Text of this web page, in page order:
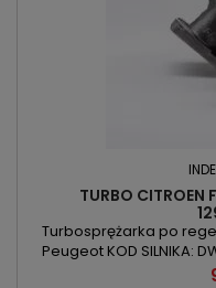
TURBO CITROEN
Turbosprężarka po
Peugeot KOD SILNIKA:
2200ccm 2.2HDI MOC: